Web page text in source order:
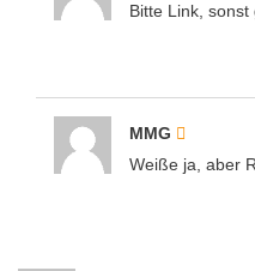
Bitte Link, sonst
MMG
Weiße ja, aber